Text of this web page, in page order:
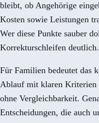
bleibt, ob Angehörige
Kosten sowie Leistungen
Wer diese Punkte sauber
Korrekturschleifen deutlich.
Für Familien bedeutet das
Ablauf mit klaren Kriterien
ohne Vergleichbarkeit.
Entscheidungen, die auch